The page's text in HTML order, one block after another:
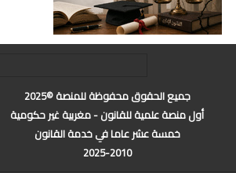
جميع الحقوق محفوظة للمنصة ©2025
أول منصة علمية للقانون - مغربية غير حكومية
خمسة عشر عاما في خدمة القانون
2025-2010